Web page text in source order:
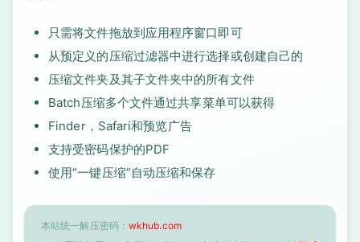
只需将文件拖放到应用程序窗口即可
从预定义的压缩过滤器中进行选择或创建自己的
压缩文件夹及其子文件夹中的所有文件
Batch压缩多个文件通过共享菜单可以获得
Finder，Safari和预览广告
支持受密码保护的PDF
使用“一键压缩”自动压缩和保存
本站统一解压密码： wkhub.com